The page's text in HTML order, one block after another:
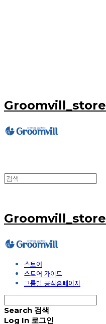
Groomvill_store
Groomvill_store
스토어
스토어 가이드
그룸빌 공식홈페이지
Search 검색
Log In 로그인